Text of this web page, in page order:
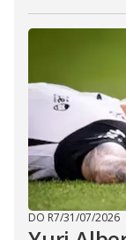
DO R7/31/07/2026